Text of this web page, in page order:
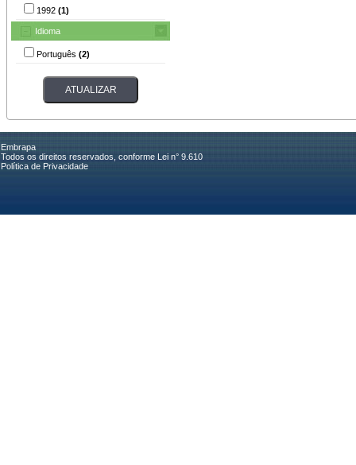
1992 (1)
Idioma
Português (2)
Embrapa
Todos os direitos reservados, conforme Lei n° 9.610
Política de Privacidade